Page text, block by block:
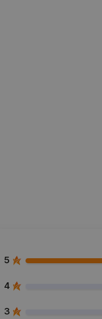
5
4
3